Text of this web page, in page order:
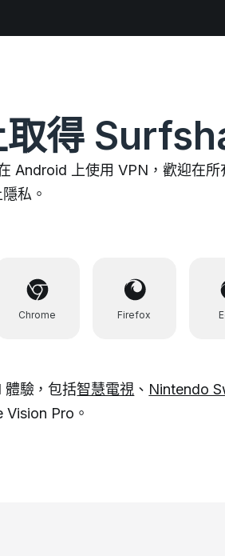
取得
Android 上使用 VPN，歡迎在
私。
Chrome Firefox
體驗，包括智慧電視 、 Nintendo
Vision Pro。